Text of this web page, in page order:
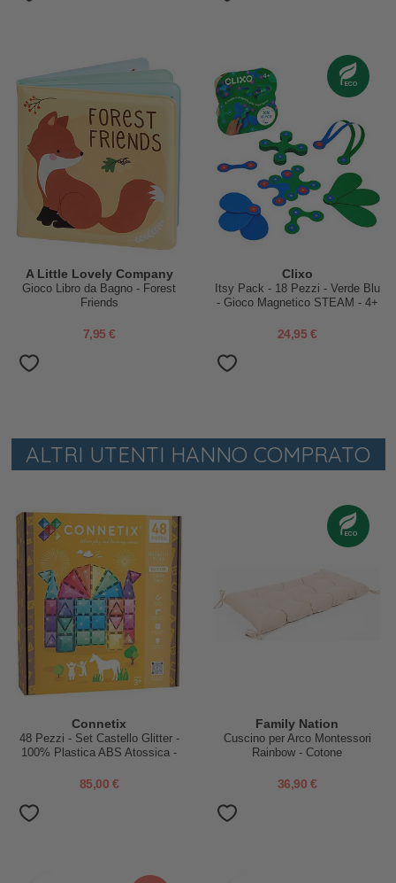
A Little Lovely Company
Gioco Libro da Bagno - Forest
Friends
7,95 €
Clixo
Itsy Pack - 18 Pezzi - Verde Blu
- Gioco Magnetico STEAM - 4+
24,95 €
ALTRI UTENTI HANNO COMPRATO
Connetix
48 Pezzi - Set Castello Glitter -
100% Plastica ABS Atossica -
85,00 €
Family Nation
Cuscino per Arco Montessori
Rainbow - Cotone
36,90 €